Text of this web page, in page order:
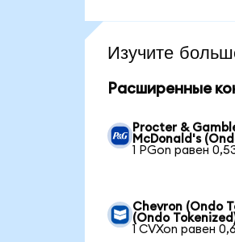
Изучите
Расширенные
Procter &
McDonald's
1 PGon равен
Chevron (Ondo
(Ondo
1 CVXon равен